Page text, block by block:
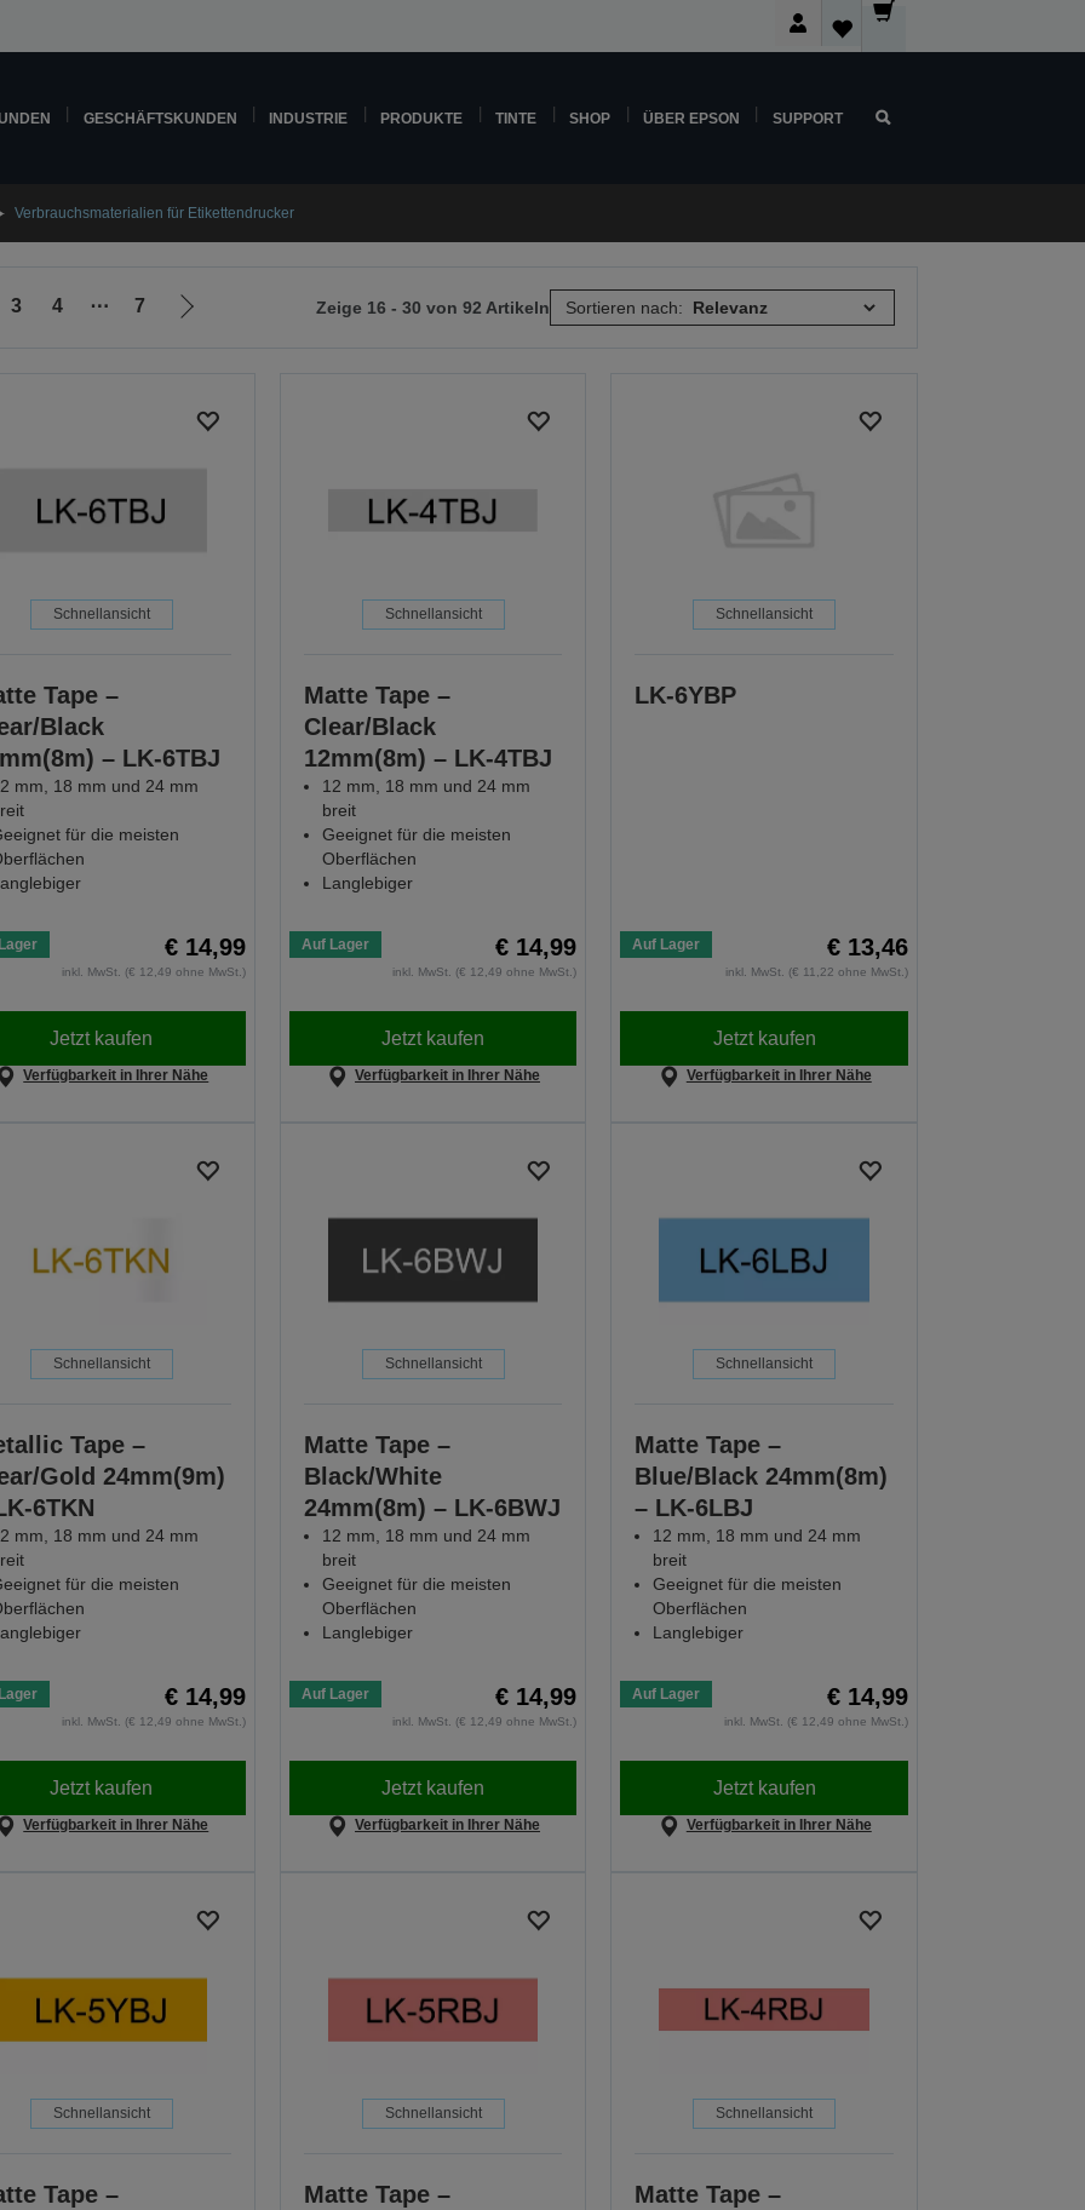
GESCHÄFTSKUNDEN INDUSTRIE PRODUKTE TINTE SHOP ÜBER EPSON SUPPORT
Verbrauchsmaterialien für Etikettendrucker
3 4 ⋯ 7
Zur
Zeige 16 - 30 von 92 Artikeln Sortieren nach:
Schnellansicht
Tape –
Black
– LK-6TBJ
mm, 18 mm und 24 mm
für die meisten
€ 14,99
inkl. MwSt. (€ 12,49 ohne MwSt.)
Jetzt kaufen
Verfügbarkeit in Ihrer Nähe
Schnellansicht
Matte Tape –
Clear/Black
12mm(8m) – LK-4TBJ
12 mm, 18 mm und 24 mm
breit
Geeignet für die meisten
Oberflächen
Langlebiger
Auf Lager € 14,99
inkl. MwSt. (€ 12,49 ohne MwSt.)
Jetzt kaufen
Verfügbarkeit in Ihrer Nähe
Schnellansicht
LK-6YBP
Auf Lager € 13,46
inkl. MwSt. (€ 11,22 ohne MwSt.)
Jetzt kaufen
Verfügbarkeit in Ihrer Nähe
Schnellansicht
Tape –
Gold 24mm(9m)
6TKN
mm, 18 mm und 24 mm
für die meisten
€ 14,99
inkl. MwSt. (€ 12,49 ohne MwSt.)
Jetzt kaufen
Verfügbarkeit in Ihrer Nähe
Schnellansicht
Matte Tape –
Black/White
24mm(8m) – LK-6BWJ
12 mm, 18 mm und 24 mm
breit
Geeignet für die meisten
Oberflächen
Langlebiger
Auf Lager € 14,99
inkl. MwSt. (€ 12,49 ohne MwSt.)
Jetzt kaufen
Verfügbarkeit in Ihrer Nähe
Schnellansicht
Matte Tape –
Blue/Black 24mm(8m)
– LK-6LBJ
12 mm, 18 mm und 24 mm
breit
Geeignet für die meisten
Oberflächen
Langlebiger
Auf Lager € 14,99
inkl. MwSt. (€ 12,49 ohne MwSt.)
Jetzt kaufen
Verfügbarkeit in Ihrer Nähe
Schnellansicht
Tape –
Schnellansicht
Matte Tape –
Schnellansicht
Matte Tape –